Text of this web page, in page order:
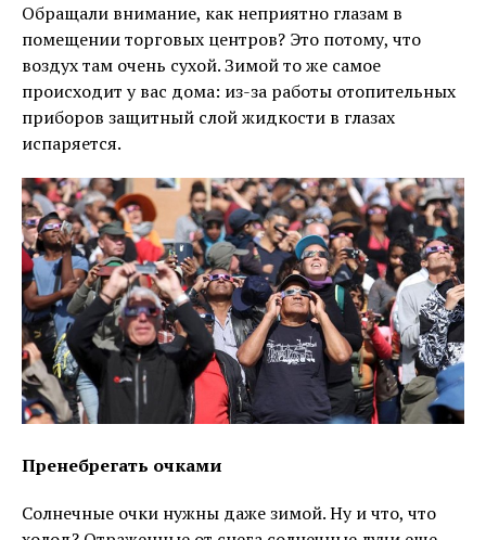
Обращали внимание, как неприятно глазам в
помещении торговых центров? Это потому, что
воздух там очень сухой. Зимой то же самое
происходит у вас дома: из-за работы отопительных
приборов защитный слой жидкости в глазах
испаряется.
Пренебрегать очками
Солнечные очки нужны даже зимой. Ну и что, что